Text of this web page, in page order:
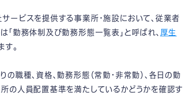
ービスを提供する事業所・施設において、従業者
勤務体制及び勤務形態一覧表」と呼ばれ、 厚生
す。
職種、資格、勤務形態（常勤・非常勤）、各日の勤
の人員配置基準を満たしているかどうかを確認す